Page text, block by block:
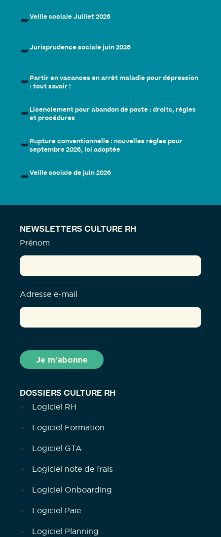
Veille sociale Juillet 2026
Jurisprudence sociale juin 2026
Partir en vacances en arrêt maladie pour dépression
: tout savoir !
Licenciement pour abandon de poste : droits, règles
et procédures
Rupture conventionnelle : nouvelles règles pour
septembre 2026, loi adoptée
Veille sociale de juin 2026
DOSSIERS CULTURE RH
Logiciel RH
Logiciel Formation
Logiciel GTA
Logiciel note de frais
Logiciel Onboarding
Logiciel Paie
Logiciel Planning
NEWSLETTERS CULTURE RH
Prénom
Adresse e-mail